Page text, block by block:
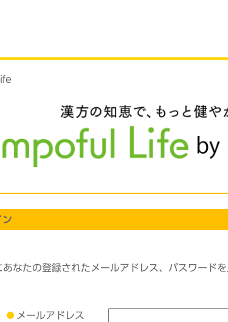
ン
あなたの登録されたメールアドレス、パスワード
メールアドレス